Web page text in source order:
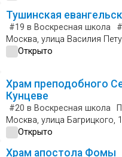
Тушинская
#19 в Воскресная школа
Москва, улица Василия
Открыто
Храм преподобного
Кунцеве
#20 в Воскресная школа
Москва, улица Багрицкого,
Открыто
Храм апостола Фомы